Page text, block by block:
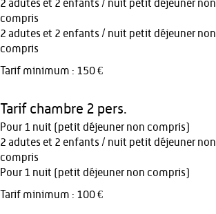
2 adutes et 2 enfants / nuit petit déjeuner non
compris
2 adutes et 2 enfants / nuit petit déjeuner non
compris
Tarif minimum : 150 €
Tarif chambre 2 pers.
Pour 1 nuit (petit déjeuner non compris)
2 adutes et 2 enfants / nuit petit déjeuner non
compris
Pour 1 nuit (petit déjeuner non compris)
Tarif minimum : 100 €